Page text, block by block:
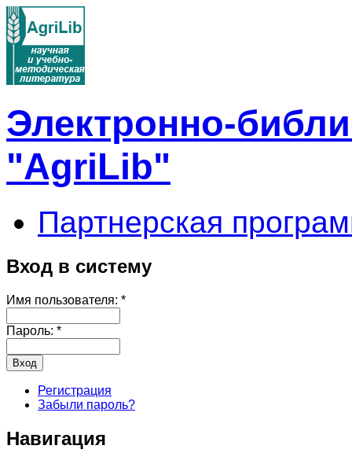
Электронно-
"AgriLib"
Партнерская
Вход в систему
Имя пользователя: *
Пароль: *
Регистрация
Забыли пароль?
Навигация